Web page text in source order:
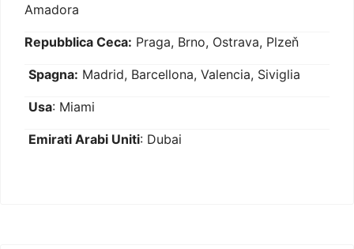
Amadora
Repubblica Ceca: Praga, Brno, Ostrava, Plzeň
Spagna: Madrid, Barcellona, Valencia, Siviglia
Usa: Miami
Emirati Arabi Uniti: Dubai